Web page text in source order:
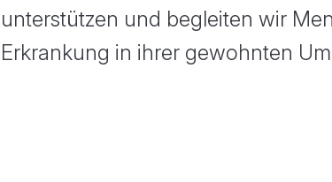
unterstützen und begleiten wir
Erkrankung in ihrer gewohnten